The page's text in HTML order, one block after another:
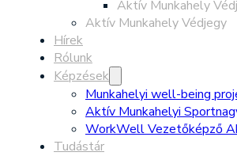
Aktív Munkahely
Aktív Munkahely Védjegy
Hírek
Rólunk
Képzések
Munkahelyi well-being
Aktív Munkahelyi
WorkWell Vezetőképző
Tudástár